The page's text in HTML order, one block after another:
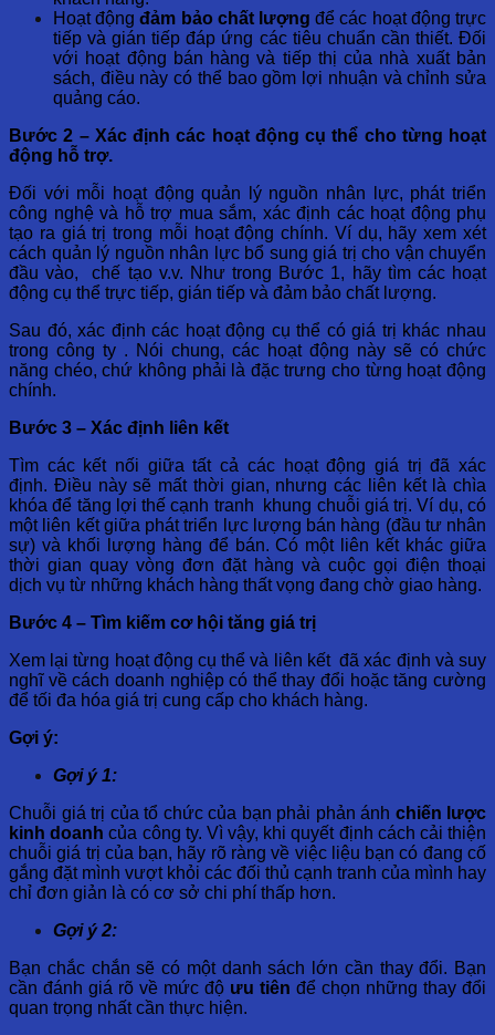
Hoạt độngđảm bảo chất lượngđể các hoạt động trực
tiếp và gián tiếp đáp ứng các tiêu chuẩn cần thiết. Đối
với hoạt động bán hàng và tiếp thị của nhà xuất bản
sách, điều này có thể bao gồm lợi nhuận và chỉnh sửa
quảng cáo.
Bước 2 – Xác định các hoạt động cụ thể cho từng hoạt
động hỗ trợ.
Đối với mỗi hoạt động quản lý nguồn nhân lực, phát triển
công nghệ và hỗ trợ mua sắm, xác định các hoạt động phụ
tạo ra giá trị trong mỗi hoạt động chính. Ví dụ, hãy xem xét
cách quản lý nguồn nhân lực bổ sung giá trị cho vận chuyển
đầu vào, chế tạo v.v. Như trong Bước 1, hãy tìm các hoạt
động cụ thể trực tiếp, gián tiếp và đảm bảo chất lượng.
Sau đó, xác định các hoạt động cụ thể có giá trị khác nhau
trong công ty . Nói chung, các hoạt động này sẽ có chức
năng chéo, chứ không phải là đặc trưng cho từng hoạt động
chính.
Bước 3 – Xác định liên kết
Tìm các kết nối giữa tất cả các hoạt động giá trị đã xác
định. Điều này sẽ mất thời gian, nhưng các liên kết là chìa
khóa để tăng lợi thế cạnh tranh khung chuỗi giá trị. Ví dụ, có
một liên kết giữa phát triển lực lượng bán hàng (đầu tư nhân
sự) và khối lượng hàng để bán. Có một liên kết khác giữa
thời gian quay vòng đơn đặt hàng và cuộc gọi điện thoại
dịch vụ từ những khách hàng thất vọng đang chờ giao hàng.
Bước 4 – Tìm kiếm cơ hội tăng giá trị
Xem lại từng hoạt động cụ thể và liên kết đã xác định và suy
nghĩ về cách doanh nghiệp có thể thay đổi hoặc tăng cường
để tối đa hóa giá trị cung cấp cho khách hàng.
Gợi ý:
Gợi ý 1:
Chuỗi giá trị của tổ chức của bạn phải phản ánh chiến lược
kinh doanhcủa công ty. Vì vậy, khi quyết định cách cải thiện
chuỗi giá trị của bạn, hãy rõ ràng về việc liệu bạn có đang cố
gắng đặt mình vượt khỏi các đối thủ cạnh tranh của mình hay
chỉ đơn giản là có cơ sở chi phí thấp hơn.
Gợi ý 2:
Bạn chắc chắn sẽ có một danh sách lớn cần thay đổi. Bạn
cần đánh giá rõ về mức độ ưu tiên để chọn những thay đổi
quan trọng nhất cần thực hiện.